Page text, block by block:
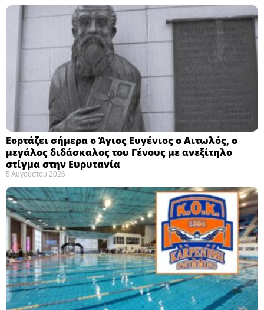
Εορτάζει σήμερα ο Άγιος Ευγένιος ο Αιτωλός, ο
μεγάλος διδάσκαλος του Γένους με ανεξίτηλο
στίγμα στην Ευρυτανία
5 Αυγούστου 2026